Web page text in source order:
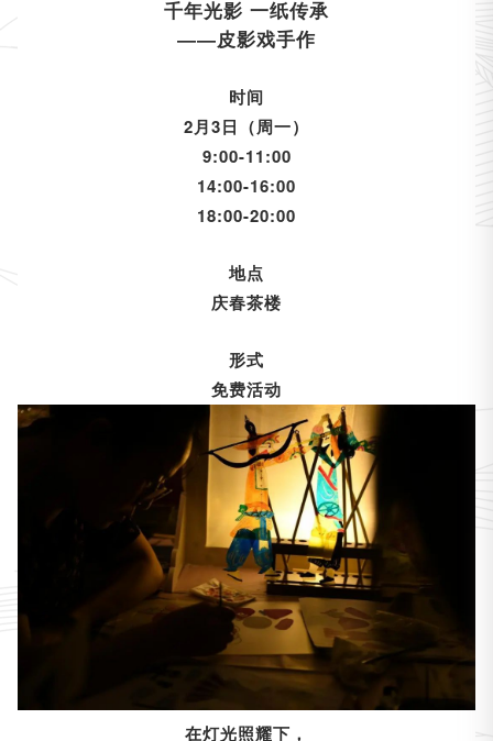
千年光影 一纸传承
——皮影戏手作
时间
2月3日（周一）
9:00-11:00
14:00-16:00
18:00-20:00
地点
庆春茶楼
形式
免费活动
在灯光照耀下，